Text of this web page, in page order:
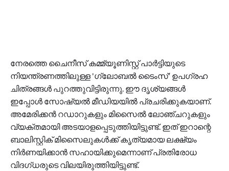
നേരത്തെ ചൈനീസ് കമ്മ്യൂണിസ്റ്റ് പാര്‍ട്ടിയുടെ
നിയന്ത്രണത്തിലുള്ള 'ഗ്ലോബല്‍ ടൈംസ്' ഉപഗ്രഹ
ചിത്രങ്ങള്‍ പുറത്തുവിട്ടിരുന്നു. ഈ ദൃശ്യങ്ങള്‍
ഇപ്പോള്‍ സോഷ്യല്‍ മീഡിയയില്‍ പ്രചരിക്കുകയാണ്.
അമേരിക്കന്‍ റഡാറുകളും മിസൈല്‍ ലോഞ്ചറുകളും
വ്യക്തമായി അടയാളപ്പെടുത്തിയിട്ടുണ്ട്. ഇത് ഇറാന്റെ
ബാലിസ്റ്റിക് മിസൈലുകള്‍ക്ക് കൃത്യമായ ലക്ഷ്യം
നിര്‍ണയിക്കാന്‍ സഹായിക്കുമെന്നാണ് പ്രതിരോധ
വിദഗ്ധരുടെ വിലയിരുത്തിയിട്ടുണ്ട്.